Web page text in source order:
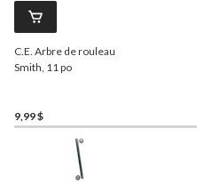
C.E. Arbre de rouleau
Smith, 11 po
9,99 $